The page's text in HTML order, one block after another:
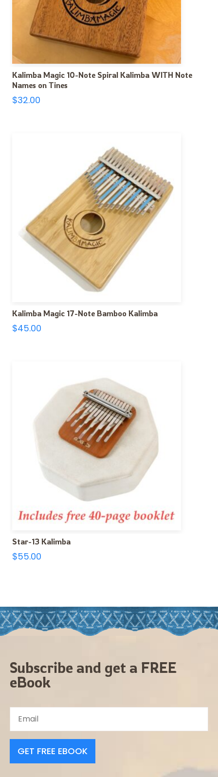
Kalimba Magic 10-Note Spiral Kalimba WITH Note
Names on Tines
$32.00
Kalimba Magic 17-Note Bamboo Kalimba
$45.00
Star-13 Kalimba
$55.00
Subscribe and get a FREE
eBook
GET FREE EBOOK